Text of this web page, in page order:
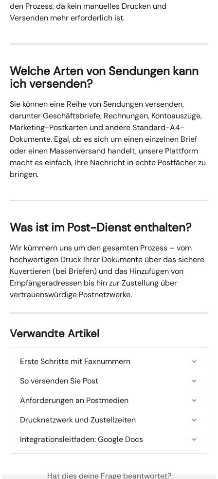
den Prozess, da kein manuelles Drucken und
Versenden mehr erforderlich ist.
Welche Arten von Sendungen kann
ich versenden?
Sie können eine Reihe von Sendungen versenden,
darunter Geschäftsbriefe, Rechnungen, Kontoauszüge,
Marketing-Postkarten und andere Standard-A4-
Dokumente. Egal, ob es sich um einen einzelnen Brief
oder einen Massenversand handelt, unsere Plattform
macht es einfach, Ihre Nachricht in echte Postfächer zu
bringen.
Was ist im Post-Dienst enthalten?
Wir kümmern uns um den gesamten Prozess – vom
hochwertigen Druck Ihrer Dokumente über das sichere
Kuvertieren (bei Briefen) und das Hinzufügen von
Empfängeradressen bis hin zur Zustellung über
vertrauenswürdige Postnetzwerke.
Verwandte Artikel
Erste Schritte mit Faxnummern
So versenden Sie Post
Anforderungen an Postmedien
Drucknetzwerk und Zustellzeiten
Integrationsleitfaden: Google Docs
Hat dies deine Frage beantwortet?